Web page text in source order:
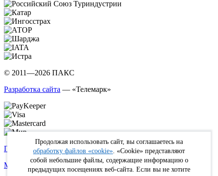
© 2011—2026 ПАКС
Разработка сайта — «Телемарк»
Политика в отношении обработки персональных данных
Max
WhatsApp Telegram вКонтакте Youtube Rutube
Продолжая использовать сайт, вы соглашаетесь на
обработку файлов «cookie» . «Cookie» представляют
собой небольшие файлы, содержащие информацию о
предыдущих посещениях веб-сайта. Если вы не хотите